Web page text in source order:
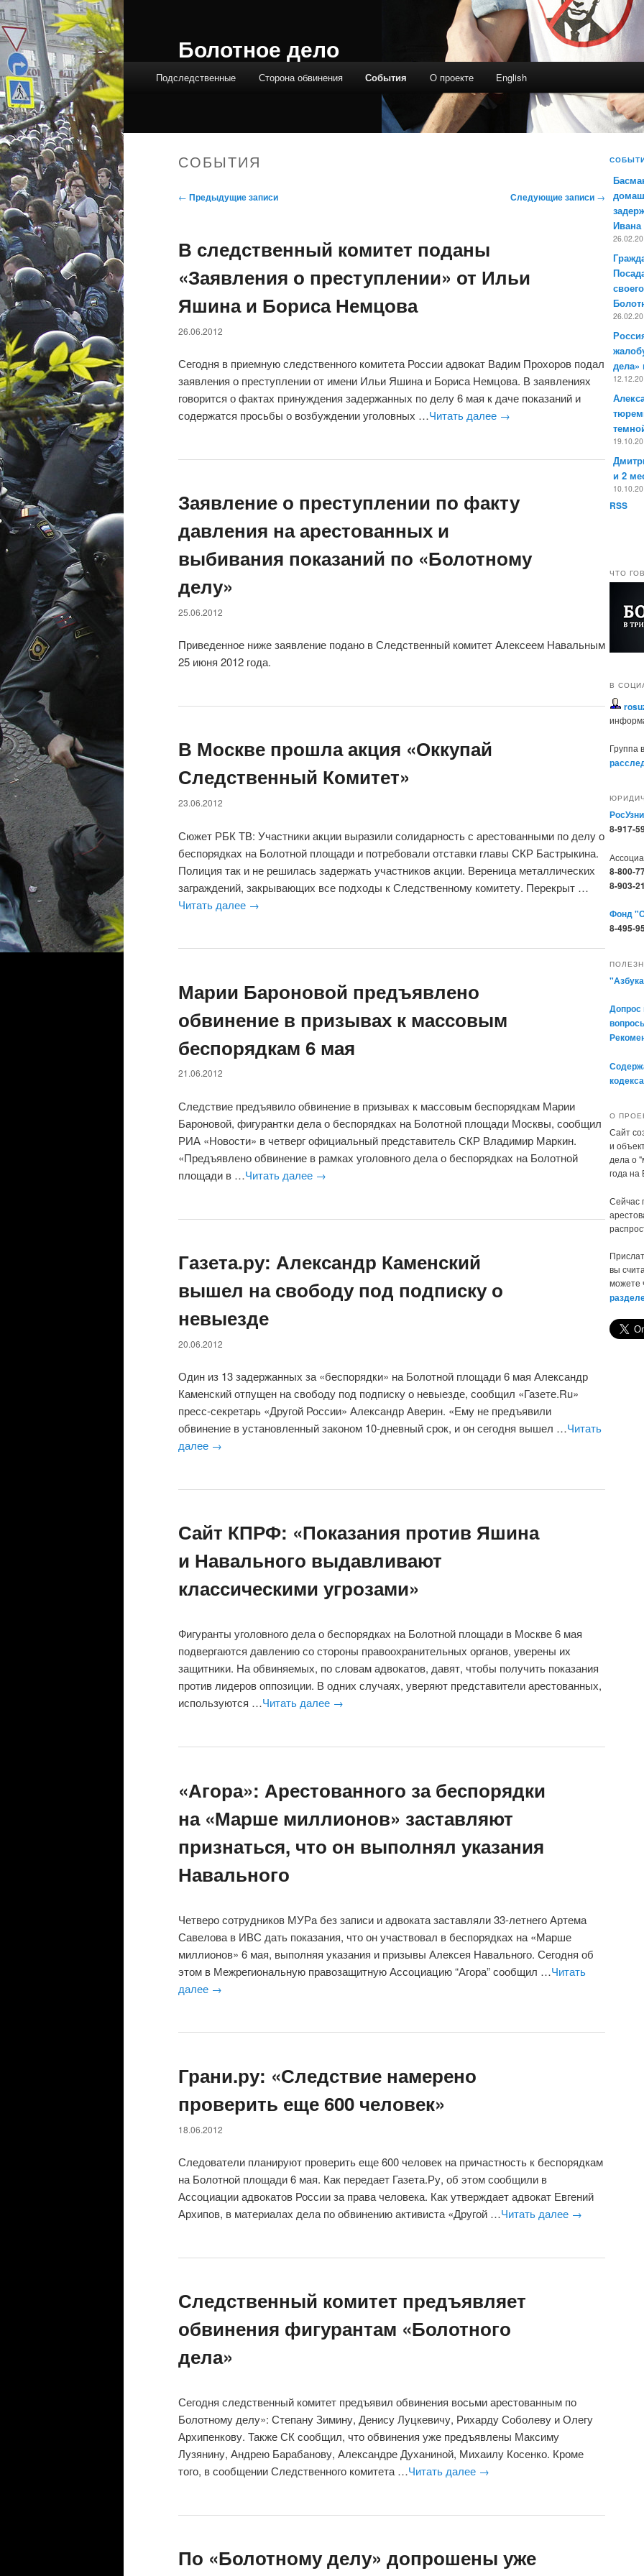
Болотное дело
Подследственные Сторона обвинения События О проекте English
СОБЫТИЯ
Навигация по записям
← Предыдущие записи Следующие записи →
В следственный комитет поданы
«Заявления о преступлении» от Ильи
Яшина и Бориса Немцова
26.06.2012
Сегодня в приемную следственного комитета России адвокат Вадим Прохоров подал
заявления о преступлении от имени Ильи Яшина и Бориса Немцова. В заявлениях
говорится о фактах принуждения задержанных по делу 6 мая к даче показаний и
содержатся просьбы о возбуждении уголовных …Читать далее →
Заявление о преступлении по факту
давления на арестованных и
выбивания показаний по «Болотному
делу»
25.06.2012
Приведенное ниже заявление подано в Следственный комитет Алексеем Навальным
25 июня 2012 года.
В Москве прошла акция «Оккупай
Следственный Комитет»
23.06.2012
Сюжет РБК ТВ: Участники акции выразили солидарность с арестованными по делу о
беспорядках на Болотной площади и потребовали отставки главы СКР Бастрыкина.
Полиция так и не решилась задержать участников акции. Вереница металлических
заграждений, закрывающих все подходы к Следственному комитету. Перекрыт …
Читать далее →
Марии Бароновой предъявлено
обвинение в призывах к массовым
беспорядкам 6 мая
21.06.2012
Следствие предъявило обвинение в призывах к массовым беспорядкам Марии
Бароновой, фигурантки дела о беспорядках на Болотной площади Москвы, сообщил
РИА «Новости» в четверг официальный представитель СКР Владимир Маркин.
«Предъявлено обвинение в рамках уголовного дела о беспорядках на Болотной
площади в …Читать далее →
Газета.ру: Александр Каменский
вышел на свободу под подписку о
невыезде
20.06.2012
Один из 13 задержанных за «беспорядки» на Болотной площади 6 мая Александр
Каменский отпущен на свободу под подписку о невыезде, сообщил «Газете.Ru»
пресс-секретарь «Другой России» Александр Аверин. «Ему не предъявили
обвинение в установленный законом 10-дневный срок, и он сегодня вышел …Читать
далее →
Сайт КПРФ: «Показания против Яшина
и Навального выдавливают
классическими угрозами»
Фигуранты уголовного дела о беспорядках на Болотной площади в Москве 6 мая
подвергаются давлению со стороны правоохранительных органов, уверены их
защитники. На обвиняемых, по словам адвокатов, давят, чтобы получить показания
против лидеров оппозиции. В одних случаях, уверяют представители арестованных,
используются …Читать далее →
«Агора»: Арестованного за беспорядки
на «Марше миллионов» заставляют
признаться, что он выполнял указания
Навального
Четверо сотрудников МУРа без записи и адвоката заставляли 33-летнего Артема
Савелова в ИВС дать показания, что он участвовал в беспорядках на «Марше
миллионов» 6 мая, выполняя указания и призывы Алексея Навального. Сегодня об
этом в Межрегиональную правозащитную Ассоциацию “Агора” сообщил …Читать
далее →
Грани.ру: «Следствие намерено
проверить еще 600 человек»
18.06.2012
Следователи планируют проверить еще 600 человек на причастность к беспорядкам
на Болотной площади 6 мая. Как передает Газета.Ру, об этом сообщили в
Ассоциации адвокатов России за права человека. Как утверждает адвокат Евгений
Архипов, в материалах дела по обвинению активиста «Другой …Читать далее →
Следственный комитет предъявляет
обвинения фигурантам «Болотного
дела»
Сегодня следственный комитет предъявил обвинения восьми арестованным по
Болотному делу»: Степану Зимину, Денису Луцкевичу, Рихарду Соболеву и Олегу
Архипенкову. Также СК сообщил, что обвинения уже предъявлены Максиму
Лузянину, Андрею Барабанову, Александре Духаниной, Михаилу Косенко. Кроме
того, в сообщении Следственного комитета …Читать далее →
По «Болотному делу» допрошены уже
и 2
RSS
ЧТО
В
Группа
8-917-
8-800-
8-903-
Фонд
8-495-
О
Сайт
и
дела о
года на
Сейчас
вы
можете